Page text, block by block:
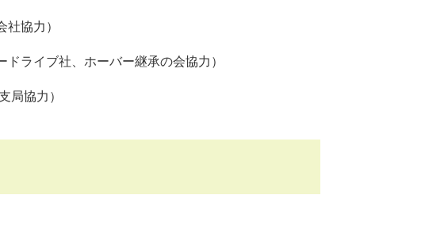
協力）
ライブ社、ホーバー継承の会協力）
協力）